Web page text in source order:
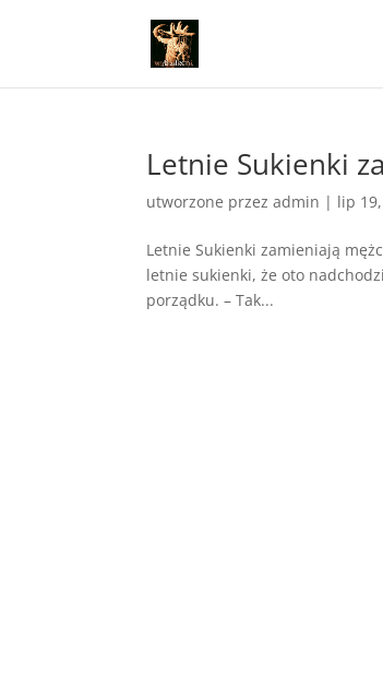
Letnie Sukienki
utworzone przezadmin | lip
Letnie Sukienki zamieniają
letnie sukienki, że oto
porządku. – Tak...